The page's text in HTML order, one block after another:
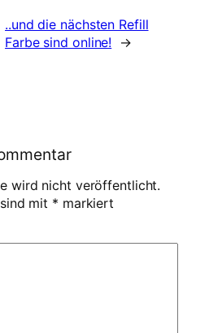
..und die nächsten Refill
Farbe sind online!
→
wird nicht veröffentlicht.
mit * markiert